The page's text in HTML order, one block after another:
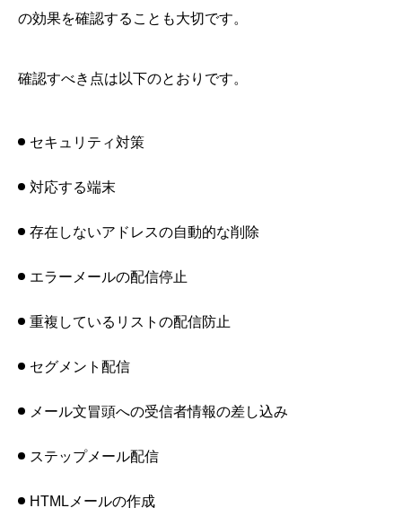
の効果を確認することも大切です。
確認すべき点は以下のとおりです。
セキュリティ対策
対応する端末
存在しないアドレスの自動的な削除
エラーメールの配信停止
重複しているリストの配信防止
セグメント配信
メール文冒頭への受信者情報の差し込み
ステップメール配信
HTMLメールの作成